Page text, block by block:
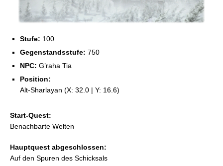
Stufe: 100
Gegenstandsstufe: 750
NPC: G’raha Tia
Position:
Alt-Sharlayan (X: 32.0 | Y: 16.6)
Start-Quest:
Benachbarte Welten
Hauptquest abgeschlossen:
Auf den Spuren des Schicksals